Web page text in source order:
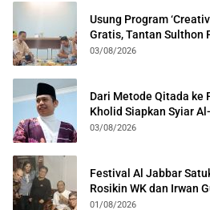
Usung Program
Gratis, Tantan Sulthon
Kota Bogor
03/08/2026
Dari Metode Qitada ke
Kholid Siapkan Syiar
03/08/2026
Festival Al Jabbar
Rosikin WK dan Irwan
Kolosal
01/08/2026